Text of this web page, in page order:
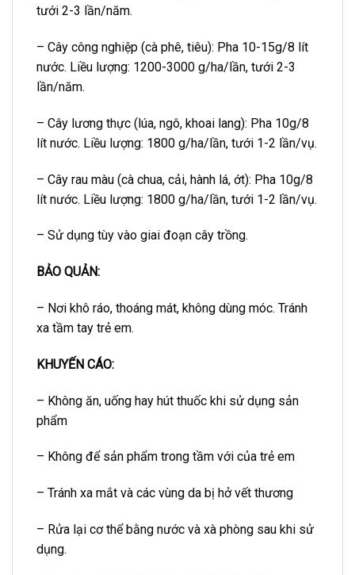
tưới 2-3 lần/năm.
– Cây công nghiệp (cà phê, tiêu): Pha 10-15g/8 lít
nước. Liều lượng: 1200-3000 g/ha/lần, tưới 2-3
lần/năm.
– Cây lương thực (lúa, ngô, khoai lang): Pha 10g/8
lít nước. Liều lượng: 1800 g/ha/lần, tưới 1-2 lần/vụ.
– Cây rau màu (cà chua, cải, hành lá, ớt): Pha 10g/8
lít nước. Liều lượng: 1800 g/ha/lần, tưới 1-2 lần/vụ.
– Sử dụng tùy vào giai đoạn cây trồng.
BẢO QUẢN:
– Nơi khô ráo, thoáng mát, không dùng móc. Tránh
xa tầm tay trẻ em.
KHUYẾN CÁO:
– Không ăn, uống hay hút thuốc khi sử dụng sản
phẩm
– Không để sản phẩm trong tầm với của trẻ em
– Tránh xa mắt và các vùng da bị hở vết thương
– Rửa lại cơ thể bằng nước và xà phòng sau khi sử
dụng.